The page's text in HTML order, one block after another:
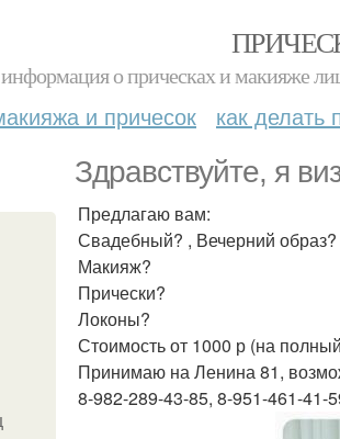
о прическах и макияже
и причесок как делать
Здравствуйте, я
Предлагаю вам:
Свадебный? , Вечерний образ?
Макияж?
Прически?
Локоны?
Стоимость от 1000 р (на
Принимаю на Ленина 81,
8-982-289-43-85, 8-951-461-41-